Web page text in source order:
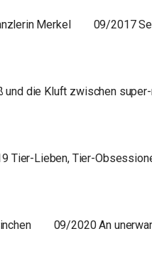
Merkel 09/2017
die Kluft zwischen
Tier-Lieben, Tier-
09/2020 An